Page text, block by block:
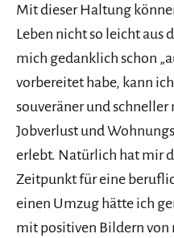
Mit dieser Haltung
Leben nicht so leicht aus
mich gedanklich schon
vorbereitet habe, kann
souveräner und schneller
Jobverlust und
erlebt. Natürlich hat mir
Zeitpunkt für eine
einen Umzug hätte ich
mit positiven Bildern